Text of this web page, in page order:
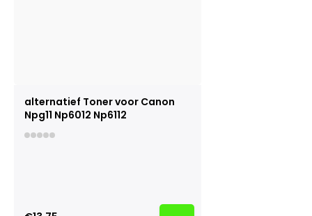
alternatief Toner voor Canon
Npg11 Np6012 Np6112